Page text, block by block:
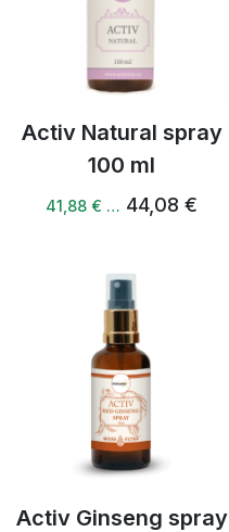
Activ Natural spray
100 ml
41,88 € … 44,08 €
Activ Ginseng spray